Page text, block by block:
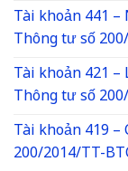
Tài khoản 441
Thông tư số
Tài khoản 421
Thông tư số
Tài khoản 419
200/2014/TT-